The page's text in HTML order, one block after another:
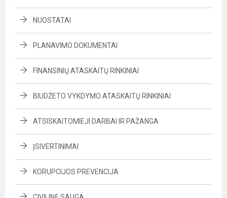
NUOSTATAI
PLANAVIMO DOKUMENTAI
FINANSINIŲ ATASKAITŲ RINKINIAI
BIUDŽETO VYKDYMO ATASKAITŲ RINKINIAI
ATSISKAITOMIEJI DARBAI IR PAŽANGA
ĮSIVERTINIMAI
KORUPCIJOS PREVENCIJA